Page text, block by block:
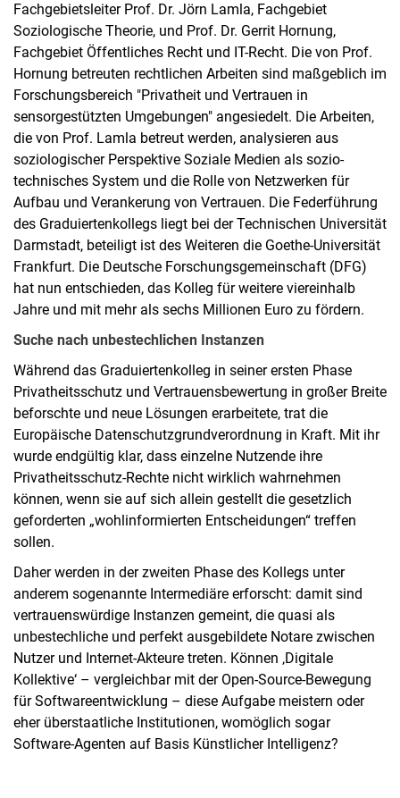
Fachgebietsleiter Prof. Dr. Jörn Lamla, Fachgebiet
Soziologische Theorie, und Prof. Dr. Gerrit Hornung,
Fachgebiet Öffentliches Recht und IT-Recht. Die von Prof.
Hornung betreuten rechtlichen Arbeiten sind maßgeblich im
Forschungsbereich "Privatheit und Vertrauen in
sensorgestützten Umgebungen" angesiedelt. Die Arbeiten,
die von Prof. Lamla betreut werden, analysieren aus
soziologischer Perspektive Soziale Medien als sozio-
technisches System und die Rolle von Netzwerken für
Aufbau und Verankerung von Vertrauen. Die Federführung
des Graduiertenkollegs liegt bei der Technischen Universität
Darmstadt, beteiligt ist des Weiteren die Goethe-Universität
Frankfurt. Die Deutsche Forschungsgemeinschaft (DFG)
hat nun entschieden, das Kolleg für weitere viereinhalb
Jahre und mit mehr als sechs Millionen Euro zu fördern.
Suche nach unbestechlichen Instanzen
Während das Graduiertenkolleg in seiner ersten Phase
Privatheitsschutz und Vertrauensbewertung in großer Breite
beforschte und neue Lösungen erarbeitete, trat die
Europäische Datenschutzgrundverordnung in Kraft. Mit ihr
wurde endgültig klar, dass einzelne Nutzende ihre
Privatheitsschutz-Rechte nicht wirklich wahrnehmen
können, wenn sie auf sich allein gestellt die gesetzlich
geforderten „wohlinformierten Entscheidungen“ treffen
sollen.
Daher werden in der zweiten Phase des Kollegs unter
anderem sogenannte Intermediäre erforscht: damit sind
vertrauenswürdige Instanzen gemeint, die quasi als
unbestechliche und perfekt ausgebildete Notare zwischen
Nutzer und Internet-Akteure treten. Können ‚Digitale
Kollektive‘ – vergleichbar mit der Open-Source-Bewegung
für Softwareentwicklung – diese Aufgabe meistern oder
eher überstaatliche Institutionen, womöglich sogar
Software-Agenten auf Basis Künstlicher Intelligenz?